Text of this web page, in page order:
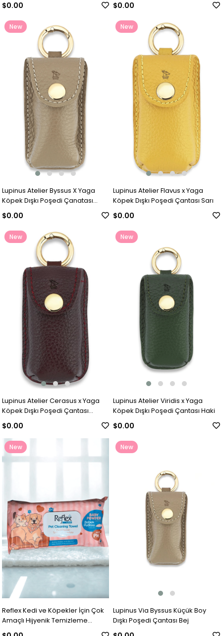
$0.00 $0.00
Lupinus Atelier Byssus X Yaga
Köpek Dışkı Poşedi Çanatası
Vizon
$0.00
New
Lupinus Atelier Flavus x Yaga
Köpek Dışkı Poşedi Çantası Sarı
$0.00
New
Lupinus Atelier Cerasus x Yaga
Köpek Dışkı Poşedi Çantası
$0.00
New
Lupinus Atelier Viridis x Yaga
Köpek Dışkı Poşedi Çantası Haki
$0.00
New
Reflex Kedi ve Köpekler İçin Çok
Amaçlı Hijyenik Temizleme
Mendili (50'li)
New
Lupinus Via Byssus Küçük Boy
Dışkı Poşedi Çantası Bej
New